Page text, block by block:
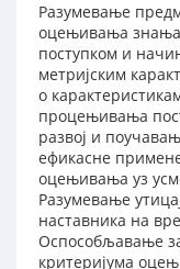
Разумевање
оцењивања
поступком и
метријским
о
процењивања
развој и
ефикасне
оцењивања уз
Разумевање
наставника на
Оспособљавање
критеријума